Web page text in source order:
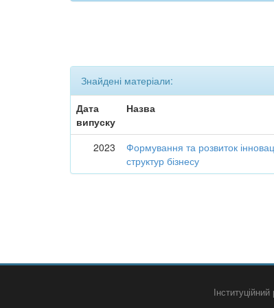
Знайдені матеріали:
Дата
випуску
Назва
2023
Формування та розвиток
структур бізнесу